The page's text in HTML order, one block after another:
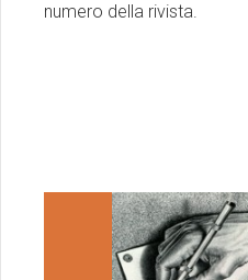
numero della rivista.